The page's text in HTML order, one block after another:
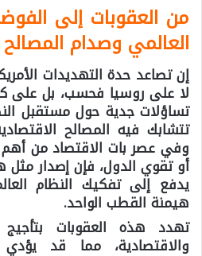
من العقوبات إلى
العالمي وصدام المصالح
إن تصاعد حدة التهديدات
لا على روسيا فحسب، بل على
تساؤلات جدية حول مستقبل
تتشابك فيه المصالح
وفي عصر بات الاقتصاد من
أو تقوي الدول، فإن إصدار مثل
يدفع إلى تفكيك النظام
هيمنة القطب الواحد.
تهدد هذه العقوبات
والاقتصادية، مما قد